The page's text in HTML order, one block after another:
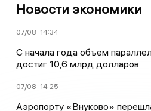
Новости экономики
07/08 14:34
С начала года объем
достиг 10,6 млрд долларов
07/08 14:25
Аэропорту «Внуково»